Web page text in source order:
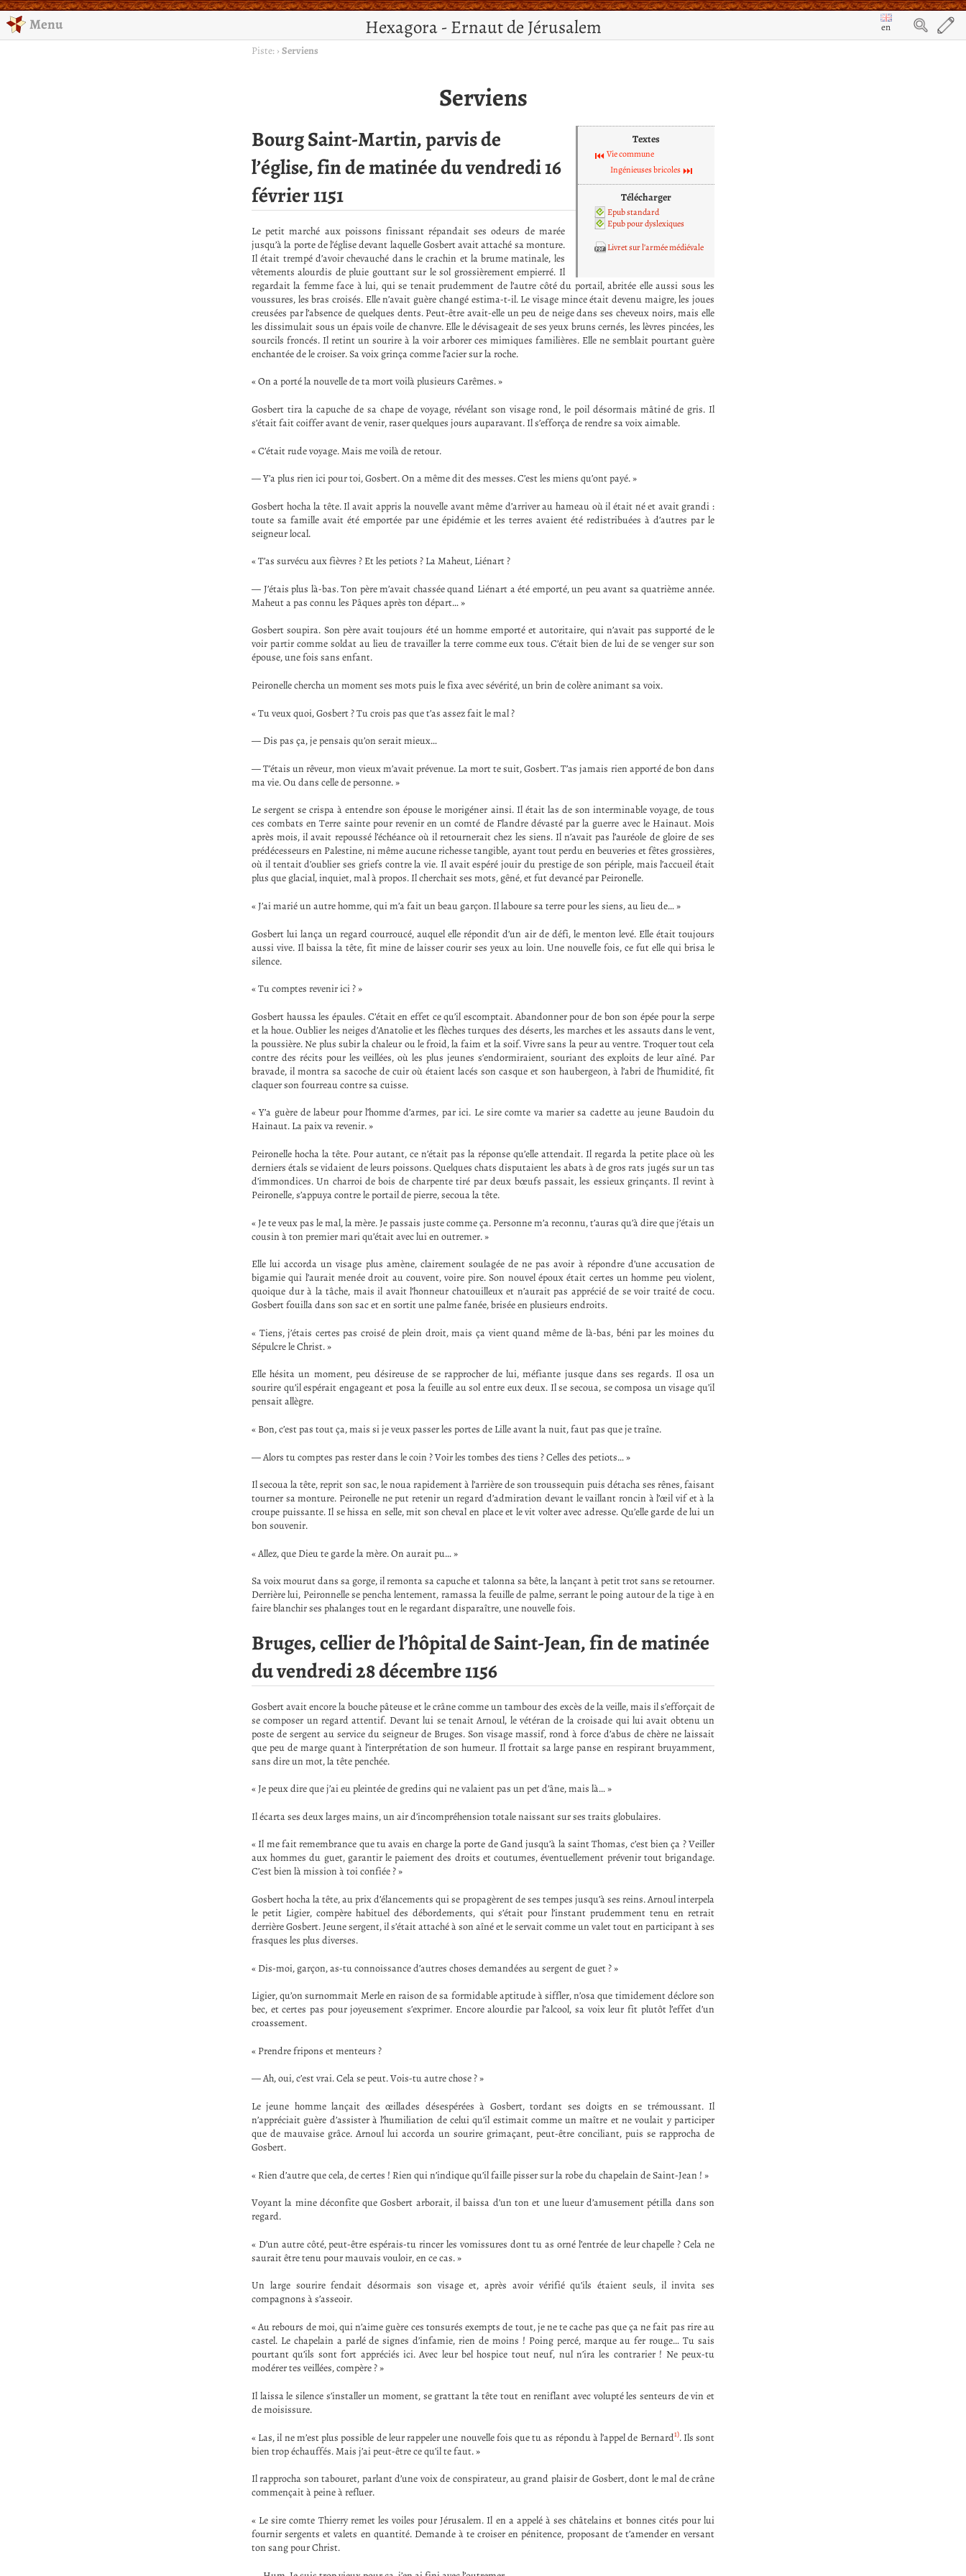
Hexagora - Ernaut de Jérusalem
Menu
en
Piste: › Serviens
Serviens
Textes
Vie commune
Ingénieuses bricoles
Télécharger
Epub standard
Epub pour dyslexiques
Livret sur l’armée médiévale
Bourg Saint-Martin, parvis de
l’église, fin de matinée du vendredi 16
février 1151
Le petit marché aux poissons finissant répandait ses odeurs de marée
jusqu’à la porte de l’église devant laquelle Gosbert avait attaché sa monture.
Il était trempé d’avoir chevauché dans le crachin et la brume matinale, les
vêtements alourdis de pluie gouttant sur le sol grossièrement empierré. Il
regardait la femme face à lui, qui se tenait prudemment de l’autre côté du portail, abritée elle aussi sous les
voussures, les bras croisés. Elle n’avait guère changé estima-t-il. Le visage mince était devenu maigre, les joues
creusées par l’absence de quelques dents. Peut-être avait-elle un peu de neige dans ses cheveux noirs, mais elle
les dissimulait sous un épais voile de chanvre. Elle le dévisageait de ses yeux bruns cernés, les lèvres pincées, les
sourcils froncés. Il retint un sourire à la voir arborer ces mimiques familières. Elle ne semblait pourtant guère
enchantée de le croiser. Sa voix grinça comme l’acier sur la roche.
« On a porté la nouvelle de ta mort voilà plusieurs Carêmes. »
Gosbert tira la capuche de sa chape de voyage, révélant son visage rond, le poil désormais mâtiné de gris. Il
s’était fait coiffer avant de venir, raser quelques jours auparavant. Il s’efforça de rendre sa voix aimable.
« C’était rude voyage. Mais me voilà de retour.
— Y’a plus rien ici pour toi, Gosbert. On a même dit des messes. C’est les miens qu’ont payé. »
Gosbert hocha la tête. Il avait appris la nouvelle avant même d’arriver au hameau où il était né et avait grandi :
toute sa famille avait été emportée par une épidémie et les terres avaient été redistribuées à d’autres par le
seigneur local.
« T’as survécu aux fièvres ? Et les petiots ? La Maheut, Liénart ?
— J’étais plus là-bas. Ton père m’avait chassée quand Liénart a été emporté, un peu avant sa quatrième année.
Maheut a pas connu les Pâques après ton départ… »
Gosbert soupira. Son père avait toujours été un homme emporté et autoritaire, qui n’avait pas supporté de le
voir partir comme soldat au lieu de travailler la terre comme eux tous. C’était bien de lui de se venger sur son
épouse, une fois sans enfant.
Peironelle chercha un moment ses mots puis le fixa avec sévérité, un brin de colère animant sa voix.
« Tu veux quoi, Gosbert ? Tu crois pas que t’as assez fait le mal ?
— Dis pas ça, je pensais qu’on serait mieux…
— T’étais un rêveur, mon vieux m’avait prévenue. La mort te suit, Gosbert. T’as jamais rien apporté de bon dans
ma vie. Ou dans celle de personne. »
Le sergent se crispa à entendre son épouse le morigéner ainsi. Il était las de son interminable voyage, de tous
ces combats en Terre sainte pour revenir en un comté de Flandre dévasté par la guerre avec le Hainaut. Mois
après mois, il avait repoussé l’échéance où il retournerait chez les siens. Il n’avait pas l’auréole de gloire de ses
prédécesseurs en Palestine, ni même aucune richesse tangible, ayant tout perdu en beuveries et fêtes grossières,
où il tentait d’oublier ses griefs contre la vie. Il avait espéré jouir du prestige de son périple, mais l’accueil était
plus que glacial, inquiet, mal à propos. Il cherchait ses mots, gêné, et fut devancé par Peironelle.
« J’ai marié un autre homme, qui m’a fait un beau garçon. Il laboure sa terre pour les siens, au lieu de… »
Gosbert lui lança un regard courroucé, auquel elle répondit d’un air de défi, le menton levé. Elle était toujours
aussi vive. Il baissa la tête, fit mine de laisser courir ses yeux au loin. Une nouvelle fois, ce fut elle qui brisa le
silence.
« Tu comptes revenir ici ? »
Gosbert haussa les épaules. C’était en effet ce qu’il escomptait. Abandonner pour de bon son épée pour la serpe
et la houe. Oublier les neiges d’Anatolie et les flèches turques des déserts, les marches et les assauts dans le vent,
la poussière. Ne plus subir la chaleur ou le froid, la faim et la soif. Vivre sans la peur au ventre. Troquer tout cela
contre des récits pour les veillées, où les plus jeunes s’endormiraient, souriant des exploits de leur aîné. Par
bravade, il montra sa sacoche de cuir où étaient lacés son casque et son haubergeon, à l’abri de l’humidité, fit
claquer son fourreau contre sa cuisse.
« Y’a guère de labeur pour l’homme d’armes, par ici. Le sire comte va marier sa cadette au jeune Baudoin du
Hainaut. La paix va revenir. »
Peironelle hocha la tête. Pour autant, ce n’était pas la réponse qu’elle attendait. Il regarda la petite place où les
derniers étals se vidaient de leurs poissons. Quelques chats disputaient les abats à de gros rats jugés sur un tas
d’immondices. Un charroi de bois de charpente tiré par deux bœufs passait, les essieux grinçants. Il revint à
Peironelle, s’appuya contre le portail de pierre, secoua la tête.
« Je te veux pas le mal, la mère. Je passais juste comme ça. Personne m’a reconnu, t’auras qu’à dire que j’étais un
cousin à ton premier mari qu’était avec lui en outremer. »
Elle lui accorda un visage plus amène, clairement soulagée de ne pas avoir à répondre d’une accusation de
bigamie qui l’aurait menée droit au couvent, voire pire. Son nouvel époux était certes un homme peu violent,
quoique dur à la tâche, mais il avait l’honneur chatouilleux et n’aurait pas apprécié de se voir traité de cocu.
Gosbert fouilla dans son sac et en sortit une palme fanée, brisée en plusieurs endroits.
« Tiens, j’étais certes pas croisé de plein droit, mais ça vient quand même de là-bas, béni par les moines du
Sépulcre le Christ. »
Elle hésita un moment, peu désireuse de se rapprocher de lui, méfiante jusque dans ses regards. Il osa un
sourire qu’il espérait engageant et posa la feuille au sol entre eux deux. Il se secoua, se composa un visage qu’il
pensait allègre.
« Bon, c’est pas tout ça, mais si je veux passer les portes de Lille avant la nuit, faut pas que je traîne.
— Alors tu comptes pas rester dans le coin ? Voir les tombes des tiens ? Celles des petiots… »
Il secoua la tête, reprit son sac, le noua rapidement à l’arrière de son troussequin puis détacha ses rênes, faisant
tourner sa monture. Peironelle ne put retenir un regard d’admiration devant le vaillant roncin à l’œil vif et à la
croupe puissante. Il se hissa en selle, mit son cheval en place et le vit volter avec adresse. Qu’elle garde de lui un
bon souvenir.
« Allez, que Dieu te garde la mère. On aurait pu… »
Sa voix mourut dans sa gorge, il remonta sa capuche et talonna sa bête, la lançant à petit trot sans se retourner.
Derrière lui, Peironnelle se pencha lentement, ramassa la feuille de palme, serrant le poing autour de la tige à en
faire blanchir ses phalanges tout en le regardant disparaître, une nouvelle fois.
Bruges, cellier de l’hôpital de Saint-Jean, fin de matinée
du vendredi 28 décembre 1156
Gosbert avait encore la bouche pâteuse et le crâne comme un tambour des excès de la veille, mais il s’efforçait de
se composer un regard attentif. Devant lui se tenait Arnoul, le vétéran de la croisade qui lui avait obtenu un
poste de sergent au service du seigneur de Bruges. Son visage massif, rond à force d’abus de chère ne laissait
que peu de marge quant à l’interprétation de son humeur. Il frottait sa large panse en respirant bruyamment,
sans dire un mot, la tête penchée.
« Je peux dire que j’ai eu pleintée de gredins qui ne valaient pas un pet d’âne, mais là… »
Il écarta ses deux larges mains, un air d’incompréhension totale naissant sur ses traits globulaires.
« Il me fait remembrance que tu avais en charge la porte de Gand jusqu’à la saint Thomas, c’est bien ça ? Veiller
aux hommes du guet, garantir le paiement des droits et coutumes, éventuellement prévenir tout brigandage.
C’est bien là mission à toi confiée ? »
Gosbert hocha la tête, au prix d’élancements qui se propagèrent de ses tempes jusqu’à ses reins. Arnoul interpela
le petit Ligier, compère habituel des débordements, qui s’était pour l’instant prudemment tenu en retrait
derrière Gosbert. Jeune sergent, il s’était attaché à son aîné et le servait comme un valet tout en participant à ses
frasques les plus diverses.
« Dis-moi, garçon, as-tu connoissance d’autres choses demandées au sergent de guet ? »
Ligier, qu’on surnommait Merle en raison de sa formidable aptitude à siffler, n’osa que timidement déclore son
bec, et certes pas pour joyeusement s’exprimer. Encore alourdie par l’alcool, sa voix leur fit plutôt l’effet d’un
croassement.
« Prendre fripons et menteurs ?
— Ah, oui, c’est vrai. Cela se peut. Vois-tu autre chose ? »
Le jeune homme lançait des œillades désespérées à Gosbert, tordant ses doigts en se trémoussant. Il
n’appréciait guère d’assister à l’humiliation de celui qu’il estimait comme un maître et ne voulait y participer
que de mauvaise grâce. Arnoul lui accorda un sourire grimaçant, peut-être conciliant, puis se rapprocha de
Gosbert.
« Rien d’autre que cela, de certes ! Rien qui n’indique qu’il faille pisser sur la robe du chapelain de Saint-Jean ! »
Voyant la mine déconfite que Gosbert arborait, il baissa d’un ton et une lueur d’amusement pétilla dans son
regard.
« D’un autre côté, peut-être espérais-tu rincer les vomissures dont tu as orné l’entrée de leur chapelle ? Cela ne
saurait être tenu pour mauvais vouloir, en ce cas. »
Un large sourire fendait désormais son visage et, après avoir vérifié qu’ils étaient seuls, il invita ses
compagnons à s’asseoir.
« Au rebours de moi, qui n’aime guère ces tonsurés exempts de tout, je ne te cache pas que ça ne fait pas rire au
castel. Le chapelain a parlé de signes d’infamie, rien de moins ! Poing percé, marque au fer rouge… Tu sais
pourtant qu’ils sont fort appréciés ici. Avec leur bel hospice tout neuf, nul n’ira les contrarier ! Ne peux-tu
modérer tes veillées, compère ? »
Il laissa le silence s’installer un moment, se grattant la tête tout en reniflant avec volupté les senteurs de vin et
de moisissure.
« Las, il ne m’est plus possible de leur rappeler une nouvelle fois que tu as répondu à l’appel de Bernard1). Ils sont
bien trop échauffés. Mais j’ai peut-être ce qu’il te faut. »
Il rapprocha son tabouret, parlant d’une voix de conspirateur, au grand plaisir de Gosbert, dont le mal de crâne
commençait à peine à refluer.
« Le sire comte Thierry remet les voiles pour Jérusalem. Il en a appelé à ses châtelains et bonnes cités pour lui
fournir sergents et valets en quantité. Demande à te croiser en pénitence, proposant de t’amender en versant
ton sang pour Christ.